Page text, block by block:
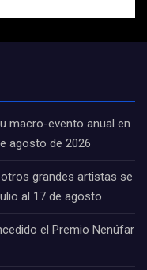
macro-evento anual en
agosto de 2026
grandes artistas se
al 17 de agosto
el Premio Nenúfar